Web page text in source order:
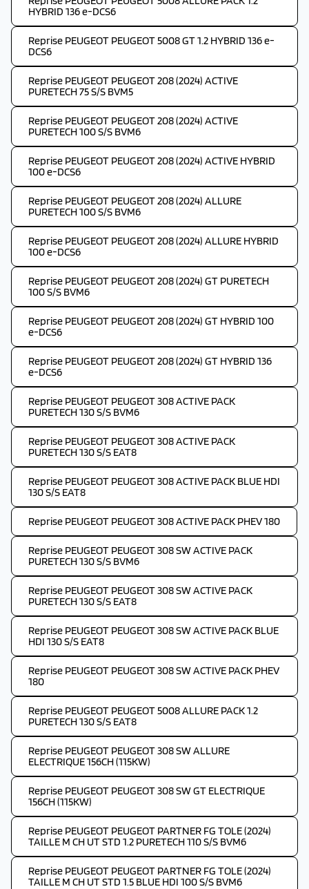
HYBRID 136 e-DCS6
Reprise PEUGEOT PEUGEOT 5008 GT 1.2 HYBRID 136 e-
DCS6
Reprise PEUGEOT PEUGEOT 208 (2024) ACTIVE
PURETECH 75 S/S BVM5
Reprise PEUGEOT PEUGEOT 208 (2024) ACTIVE
PURETECH 100 S/S BVM6
Reprise PEUGEOT PEUGEOT 208 (2024) ACTIVE HYBRID
100 e-DCS6
Reprise PEUGEOT PEUGEOT 208 (2024) ALLURE
PURETECH 100 S/S BVM6
Reprise PEUGEOT PEUGEOT 208 (2024) ALLURE HYBRID
100 e-DCS6
Reprise PEUGEOT PEUGEOT 208 (2024) GT PURETECH
100 S/S BVM6
Reprise PEUGEOT PEUGEOT 208 (2024) GT HYBRID 100
e-DCS6
Reprise PEUGEOT PEUGEOT 208 (2024) GT HYBRID 136
e-DCS6
Reprise PEUGEOT PEUGEOT 308 ACTIVE PACK
PURETECH 130 S/S BVM6
Reprise PEUGEOT PEUGEOT 308 ACTIVE PACK
PURETECH 130 S/S EAT8
Reprise PEUGEOT PEUGEOT 308 ACTIVE PACK BLUE HDI
130 S/S EAT8
Reprise PEUGEOT PEUGEOT 308 ACTIVE PACK PHEV 180
Reprise PEUGEOT PEUGEOT 308 SW ACTIVE PACK
PURETECH 130 S/S BVM6
Reprise PEUGEOT PEUGEOT 308 SW ACTIVE PACK
PURETECH 130 S/S EAT8
Reprise PEUGEOT PEUGEOT 308 SW ACTIVE PACK BLUE
HDI 130 S/S EAT8
Reprise PEUGEOT PEUGEOT 308 SW ACTIVE PACK PHEV
180
Reprise PEUGEOT PEUGEOT 5008 ALLURE PACK 1.2
PURETECH 130 S/S EAT8
Reprise PEUGEOT PEUGEOT 308 SW ALLURE
ELECTRIQUE 156CH (115KW)
Reprise PEUGEOT PEUGEOT 308 SW GT ELECTRIQUE
156CH (115KW)
Reprise PEUGEOT PEUGEOT PARTNER FG TOLE (2024)
TAILLE M CH UT STD 1.2 PURETECH 110 S/S BVM6
Reprise PEUGEOT PEUGEOT PARTNER FG TOLE (2024)
TAILLE M CH UT STD 1.5 BLUE HDI 100 S/S BVM6